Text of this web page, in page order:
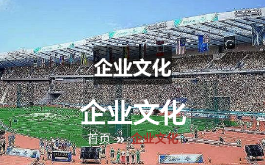
企业文化
首页 企业文化